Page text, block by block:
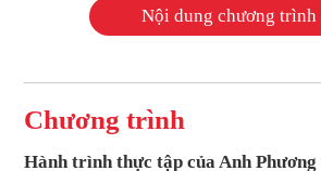
Nội dung chương trình
Chương trình
Hành trình thực tập của Anh Phương